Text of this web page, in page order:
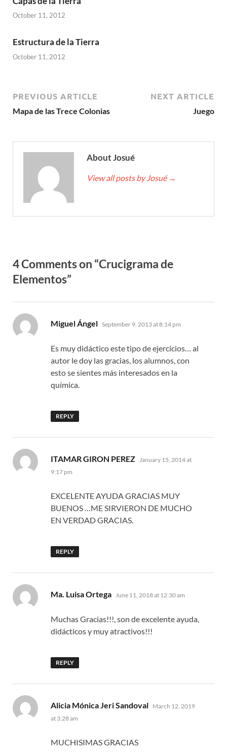
October 11, 2012
Estructura de la Tierra
October 11, 2012
PREVIOUS ARTICLE
Mapa de las Trece Colonias
NEXT ARTICLE
Juego
About Josué
View all posts by Josué →
4 Comments on “Crucigrama de
Elementos”
Miguel Ángel says:
September 9, 2013 at 8:14 pm
Es muy didáctico este tipo de ejercicios… al
autor le doy las gracias, los alumnos, con
esto se sientes más interesados en la
química.
REPLY
ITAMAR GIRON PEREZ says:
January 15, 2014 at
9:17 pm
EXCELENTE AYUDA GRACIAS MUY
BUENOS …ME SIRVIERON DE MUCHO
EN VERDAD GRACIAS.
REPLY
Ma. Luisa Ortega says:
June 11, 2018 at 12:30 am
Muchas Gracias!!!, son de excelente ayuda,
didácticos y muy atractivos!!!
REPLY
Alicia Mónica Jeri Sandoval says:
March 12, 2019
at 3:28 am
MUCHISIMAS GRACIAS